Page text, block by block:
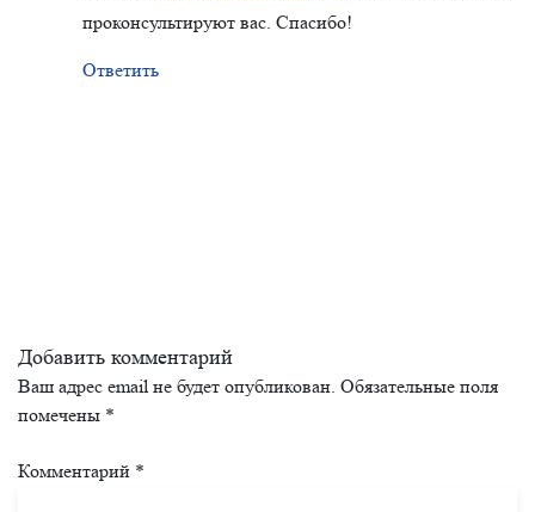
проконсультируют вас. Спасибо!
Ответить
Добавить комментарий
Ваш адрес email не будет опубликован. Обязательные поля
помечены *
Комментарий *